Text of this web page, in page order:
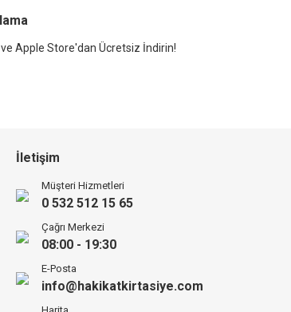
Apple Store'dan Ücretsiz İndirin!
İletişim
Müşteri Hizmetleri
0 532 512 15 65
Çağrı Merkezi
08:00 - 19:30
E-Posta
info@hakikatkirtasiye.com